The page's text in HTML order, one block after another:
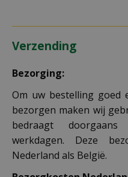
Verzending
Bezorging:
Om uw bestelling
bezorgen maken wij
bedraagt
werkdagen. Deze
Nederland als België.